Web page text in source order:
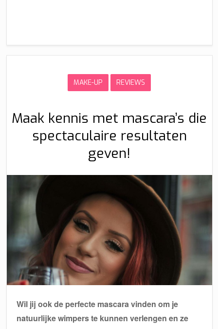
MAKE-UP REVIEWS
Maak kennis met mascara’s die
spectaculaire resultaten
geven!
Wil jij ook de perfecte mascara vinden om je
natuurlijke wimpers te kunnen verlengen en ze